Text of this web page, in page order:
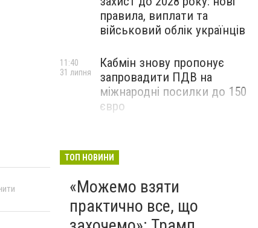
правила, виплати та
військовий облік українців
Кабмін знову пропонує
запровадити ПДВ на
міжнародні посилки до 150
євро
11:40
31 липня
ТОП НОВИНИ
«Можемо взяти
практично все, що